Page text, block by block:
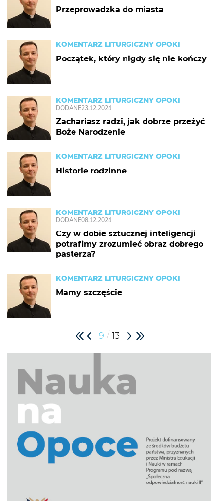
Przeprowadzka do miasta
KOMENTARZ LITURGICZNY OPOKI
Początek, który nigdy się nie kończy
KOMENTARZ LITURGICZNY OPOKI
DODANE23.12.2024
Zachariasz radzi, jak dobrze przeżyć
Boże Narodzenie
KOMENTARZ LITURGICZNY OPOKI
Historie rodzinne
KOMENTARZ LITURGICZNY OPOKI
DODANE08.12.2024
Czy w dobie sztucznej inteligencji
potrafimy zrozumieć obraz dobrego
pasterza?
KOMENTARZ LITURGICZNY OPOKI
Mamy szczęście
9 / 13